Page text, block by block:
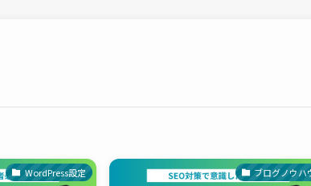
WordPress設定 ブログノウハ